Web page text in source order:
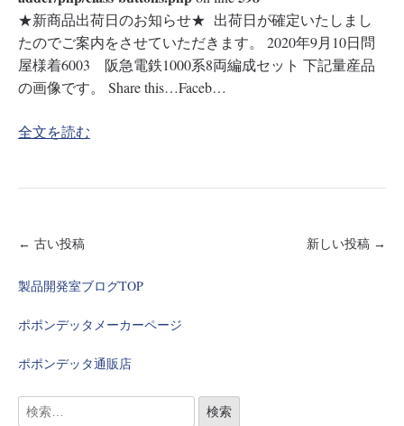
★新商品出荷日のお知らせ★ 出荷日が確定いたしまし
たのでご案内をさせていただきます。 2020年9月10日問
屋様着6003 阪急電鉄1000系8両編成セット 下記量産品
の画像です。 Share this…Faceb…
全文を読む
← 古い投稿 新しい投稿 →
製品開発室ブログTOP
ポポンデッタメーカーページ
ポポンデッタ通販店